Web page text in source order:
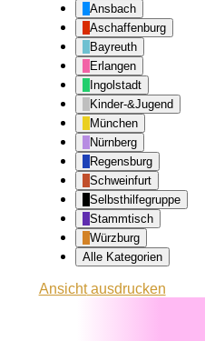
Ansbach
Aschaffenburg
Bayreuth
Erlangen
Ingolstadt
Kinder-&Jugend
München
Nürnberg
Regensburg
Schweinfurt
Selbsthilfegruppe
Stammtisch
Würzburg
Alle Kategorien
Ansichtausdrucken